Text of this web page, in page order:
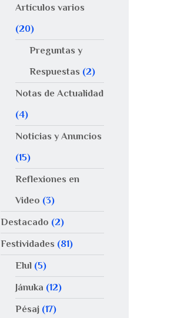
Artículos varios
(20)
Preguntas y
Respuestas (2)
Notas de Actualidad
(4)
Noticias y Anuncios
(15)
Reflexiones en
Video (3)
Destacado (2)
Festividades (81)
Elul(5)
Jánuka (12)
Pésaj(17)